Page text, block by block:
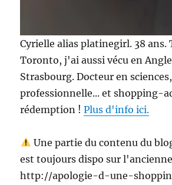
Cyrielle alias platinegirl. 38 ans.
Toronto, j'ai aussi vécu en
Strasbourg. Docteur en
professionnelle... et shopping-
rédemption !Plus d'info ici.
Une partie du contenu du
est toujours dispo sur
http://apologie-d-une-